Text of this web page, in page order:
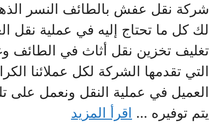
شركة نقل عفش بالطائف النسر
لك كل ما تحتاج إليه في عملية
تغليف تخزين نقل أثاث في الطائف
التي تقدمها الشركة لكل عملائنا
العميل في عملية النقل ونعمل على
يتم توفيره … اقرأ المزيد